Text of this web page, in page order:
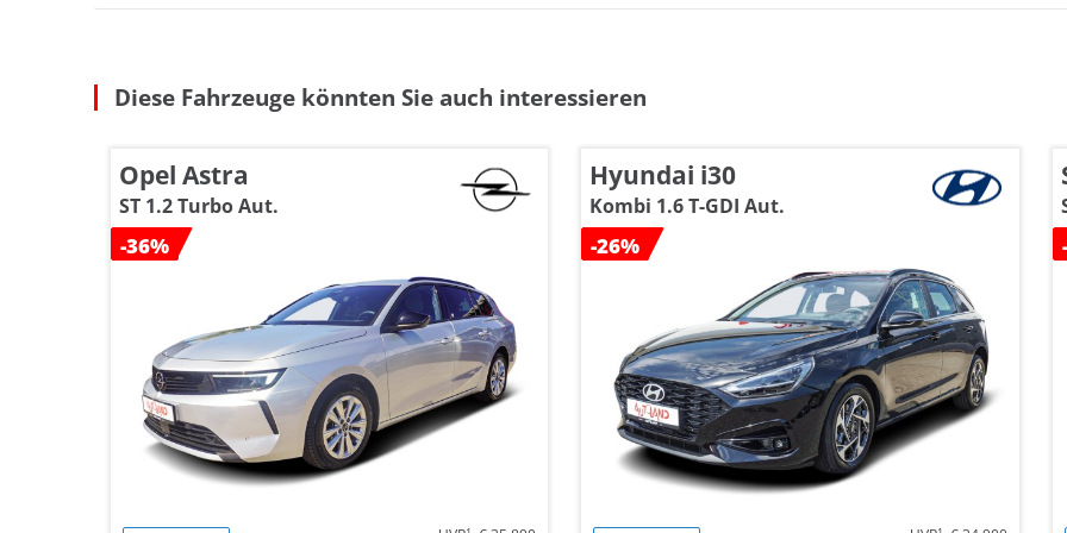
Diese Fahrzeuge könnten Sie auch interessieren
Opel Astra
ST 1.2 Turbo Aut.
-36%
Hyundai i30
Kombi 1.6 T-GDI Aut.
-26%